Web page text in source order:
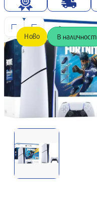
Ново В наличност